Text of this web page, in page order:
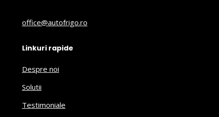
office@autofrigo.ro
Linkuri rapide
Despre noi
Solutii
Testimoniale